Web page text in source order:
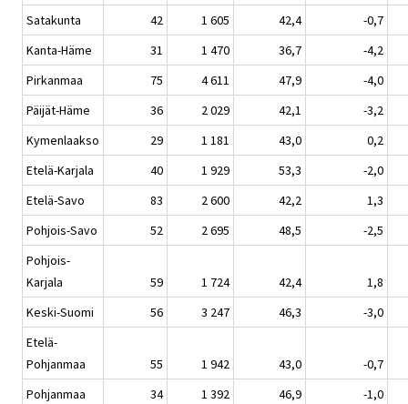
Satakunta
42 1 605 42,4
-0,7
Kanta-Häme
31 1 470 36,7
-4,2
Pirkanmaa
75 4 611 47,9
-4,0
Päijät-Häme
36 2 029 42,1
-3,2
Kymenlaakso
29 1 181 43,0
0,2
Etelä-Karjala
40 1 929 53,3
-2,0
Etelä-Savo
83 2 600 42,2
1,3
Pohjois-Savo
52 2 695 48,5
-2,5
Pohjois-
Karjala
59 1 724 42,4
1,8
Keski-Suomi
56 3 247 46,3
-3,0
Etelä-
Pohjanmaa
55 1 942 43,0
-0,7
Pohjanmaa
34 1 392 46,9
-1,0